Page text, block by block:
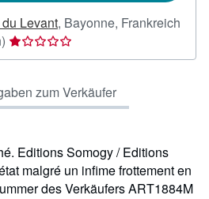
Levant, Bayonne, Frankreich
Verkäuferbewertung
1
5
Sternen
zum Verkäufer
Editions Somogy / Editions
malgré un infime frottement en
des Verkäufers ART1884M